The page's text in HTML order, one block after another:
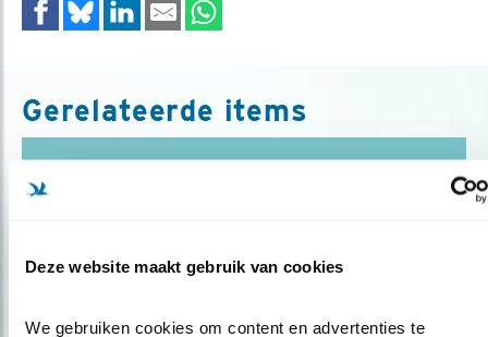
Deze website maakt gebruik van cookies
We gebruiken cookies om content en advertenties te
Gerelateerde items